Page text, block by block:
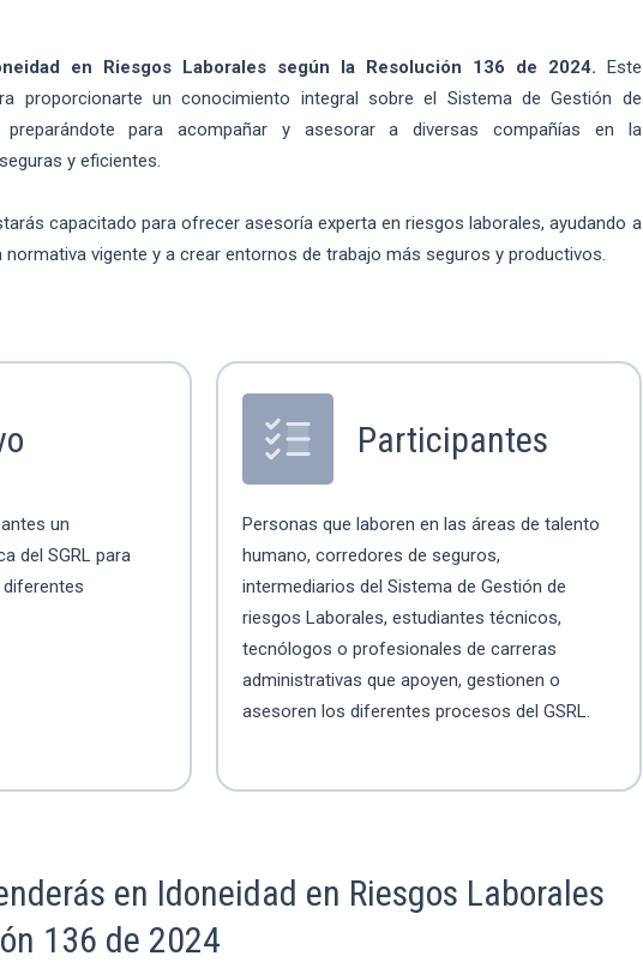
en Riesgos Laborales según la Resolución 136 de 2024. Este
proporcionarte un conocimiento integral sobre el Sistema de Gestión de
preparándote para acompañar y asesorar a diversas compañías en la
y eficientes.
capacitado para ofrecer asesoría experta en riesgos laborales, ayudando a
vigente y a crear entornos de trabajo más seguros y productivos.
un
del SGRL para
Participantes
Personas que laboren en las áreas de talento
humano, corredores de seguros,
intermediarios del Sistema de Gestión de
riesgos Laborales, estudiantes técnicos,
tecnólogos o profesionales de carreras
administrativas que apoyen, gestionen o
asesoren los diferentes procesos del GSRL.
en Idoneidad en Riesgos Laborales
136 de 2024